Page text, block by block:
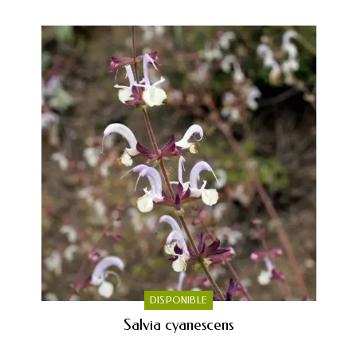
DISPONIBLE
Salvia cyanescens